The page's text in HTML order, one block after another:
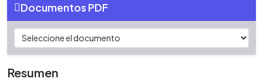
Documentos PDF
Resumen